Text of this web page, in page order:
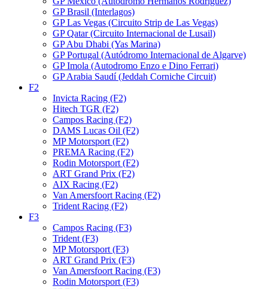
GP Brasil (Interlagos)
GP Las Vegas (Circuito Strip de Las Vegas)
GP Qatar (Circuito Internacional de Lusail)
GP Abu Dhabi (Yas Marina)
GP Portugal (Autódromo Internacional de Algarve)
GP Imola (Autodromo Enzo e Dino Ferrari)
GP Arabia Saudí (Jeddah Corniche Circuit)
F2
Invicta Racing (F2)
Hitech TGR (F2)
Campos Racing (F2)
DAMS Lucas Oil (F2)
MP Motorsport (F2)
PREMA Racing (F2)
Rodin Motorsport (F2)
ART Grand Prix (F2)
AIX Racing (F2)
Van Amersfoort Racing (F2)
Trident Racing (F2)
F3
Campos Racing (F3)
Trident (F3)
MP Motorsport (F3)
ART Grand Prix (F3)
Van Amersfoort Racing (F3)
Rodin Motorsport (F3)